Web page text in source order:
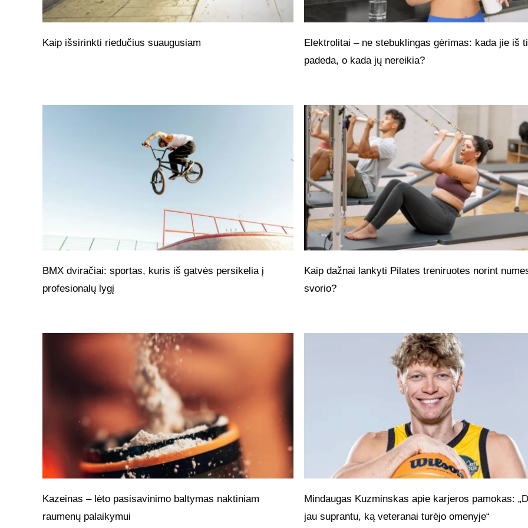
Kaip išsirinkti riedučius suaugusiam
Elektrolitai – ne stebuklingas gėrimas: kada jie iš
padeda, o kada jų nereikia?
BMX dviračiai: sportas, kuris iš gatvės persikelia į
profesionalų lygį
Kaip dažnai lankyti Pilates treniruotes norint
svorio?
Kazeinas – lėto pasisavinimo baltymas naktiniam
raumenų palaikymui
Mindaugas Kuzminskas apie karjeros pamokas:
jau suprantu, ką veteranai turėjo omenyje“